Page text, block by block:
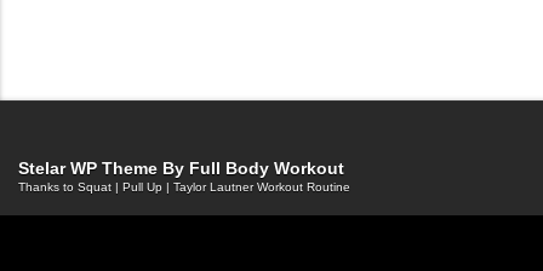
Stelar WP Theme By Full Body Workout
Thanks to Squat | Pull Up | Taylor Lautner Workout Routine